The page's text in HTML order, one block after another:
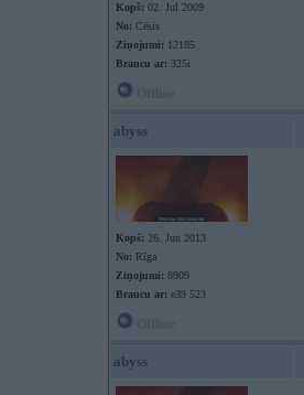
Kopš: 02. Jul 2009
No: Cēsis
Ziņojumi: 12185
Braucu ar: 325i
abyss
Kopš: 26. Jun 2013
No: Rīga
Ziņojumi: 8909
Braucu ar: e39 523
abyss